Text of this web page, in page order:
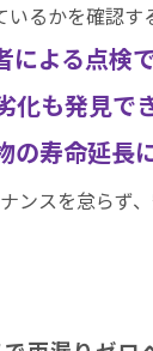
いるかを確認す
による点検
化も発見で
の寿命延長
ンスを怠らず